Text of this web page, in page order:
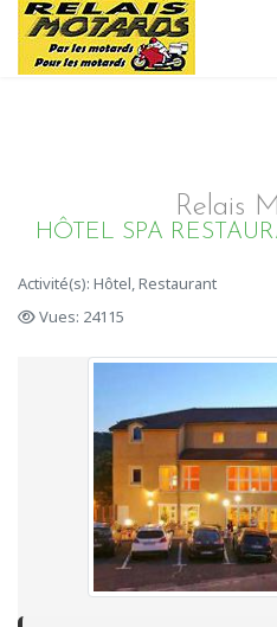
Relais
HÔTEL SPA
Activité(s): Hôtel, Restaurant
Vues: 24115